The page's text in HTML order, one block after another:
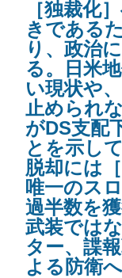
［独裁化
きである
り、政治
る。日米
い現状や
止められ
がDS支配
とを示し
脱却には
唯一のス
過半数を
武装では
ター、諜
よる防衛